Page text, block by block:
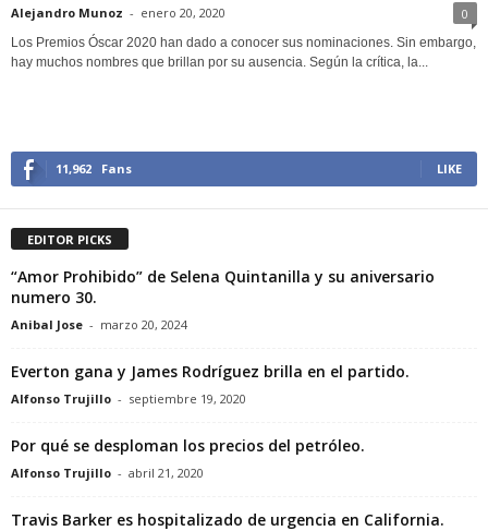
Alejandro Munoz - enero 20, 2020 0
Los Premios Óscar 2020 han dado a conocer sus nominaciones. Sin embargo,
hay muchos nombres que brillan por su ausencia. Según la crítica, la...
11,962 Fans LIKE
EDITOR PICKS
“Amor Prohibido” de Selena Quintanilla y su aniversario
numero 30.
Anibal Jose - marzo 20, 2024
Everton gana y James Rodríguez brilla en el partido.
Alfonso Trujillo - septiembre 19, 2020
Por qué se desploman los precios del petróleo.
Alfonso Trujillo - abril 21, 2020
Travis Barker es hospitalizado de urgencia en California.